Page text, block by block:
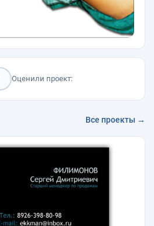
Оценили проект:
Все проекты →